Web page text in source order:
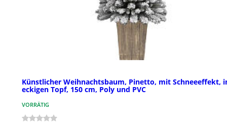
Künstlicher Weihnachtsbaum, Pinetto, mit Schneeeffekt,
eckigen Topf, 150 cm, Poly und PVC
VORRÄTIG